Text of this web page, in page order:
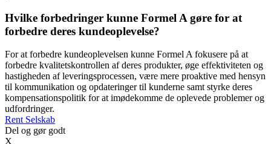
Hvilke forbedringer kunne Formel A gøre for at
forbedre deres kundeoplevelse?
For at forbedre kundeoplevelsen kunne Formel A fokusere på at
forbedre kvalitetskontrollen af deres produkter, øge effektiviteten og
hastigheden af leveringsprocessen, være mere proaktive med hensyn
til kommunikation og opdateringer til kunderne samt styrke deres
kompensationspolitik for at imødekomme de oplevede problemer og
udfordringer.
Rent Selskab
Del og gør godt
X